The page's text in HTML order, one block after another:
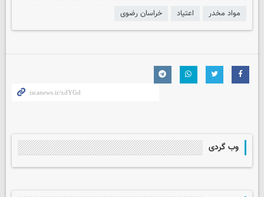
مواد مخدر اعتیاد خراسان رضوی
وب گردی